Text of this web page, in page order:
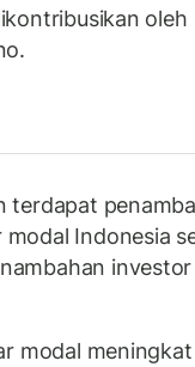
oleh
terdapat
Indonesia
investor
modal meningkat